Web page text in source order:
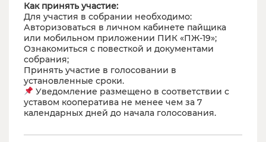
Как принять участие:
Для участия в собрании необходимо:
Авторизоваться в личном кабинете пайщика
или мобильном приложении ПИК «ПЖ-19»;
Ознакомиться с повесткой и документами
собрания;
Принять участие в голосовании в
установленные сроки.
Уведомление размещено в соответствии с
уставом кооператива не менее чем за 7
календарных дней до начала голосования.